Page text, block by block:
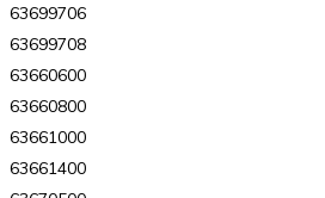
63699706
63699708
63660600
63660800
63661000
63661400